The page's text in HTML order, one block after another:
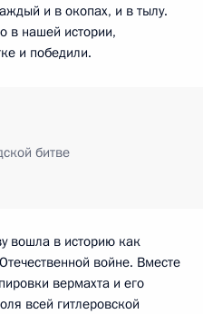
и в окопах, и в тылу.
в нашей истории,
и победили.
битве
вошла в историю как
войне. Вместе
вермахта и его
всей гитлеровской